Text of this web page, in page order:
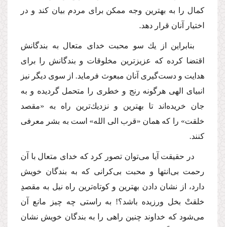
كمال را به بهترین وجه ممكن براى مردم بیان كند و در
اختیار آنان قرار دهد.
بنابراین از یك سو محبت خداى متعال به بندگانش
اقتضا كرده كه عزیزترین مخلوقات و بندگانش را براى
هدایت و دست‌گیرى آنان مبعوث فرماید. از سوى دیگر نیز
انبیاى الهى هرگونه رنج و خطرى را متحمل گردیده و به
جان خریده‌اند تا بهترین و نزدیك‌ترین راه به «مقصد
خلقت» را كه همان «قرب الى الله» است به بشر معرفى
كنند.
در حقیقت آیا مى‌توان تصور كرد كه خداى متعال با آن
رحمت بى‌انتها و محبت بى‌كرانى كه به بندگان خویش
دارد، از نشان دادن بهترین و كوتاه‌ترین راه نیل به مقصدِ
خلقتْ بخل ورزیده باشد؟! به راستى چه چیز مانع آن
مى‌شود كه خداوند چنین راهى را به بندگان خویش نشان